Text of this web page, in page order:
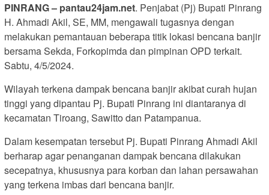
PINRANG – pantau24jam.net. Penjabat (Pj) Bupati Pinrang
H. Ahmadi Akil, SE, MM, mengawali tugasnya dengan
melakukan pemantauan beberapa titik lokasi bencana banjir
bersama Sekda, Forkopimda dan pimpinan OPD terkait.
Sabtu, 4/5/2024.
Wilayah terkena dampak bencana banjir akibat curah hujan
tinggi yang dipantau Pj. Bupati Pinrang ini diantaranya di
kecamatan Tiroang, Sawitto dan Patampanua.
Dalam kesempatan tersebut Pj. Bupati Pinrang Ahmadi Akil
berharap agar penanganan dampak bencana dilakukan
secepatnya, khususnya para korban dan lahan persawahan
yang terkena imbas dari bencana banjir.